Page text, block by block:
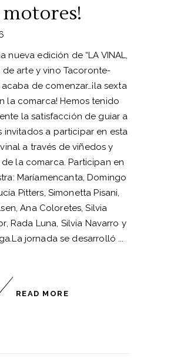
motores!
nueva edición de “LA VINAL,
de arte y vino Tacoronte-
de comenzar…¡la sexta
la comarca! Hemos tenido
la satisfacción de guiar a
invitados a participar en esta
a través de viñedos y
la comarca. Participan en
Maríamencanta, Domingo
Pitters, Simonetta Pisani,
Ana Coloretes, Silvia
Rada Luna, Silvia Navarro y
jornada se desarrolló
READ MORE